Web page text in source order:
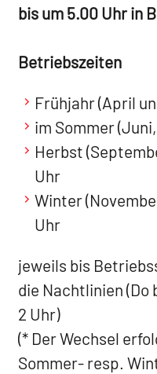
bis um 5.00 Uhr in
Betriebszeiten
Frühjahr (April
im Sommer
Herbst
Uhr
Winter
Uhr
jeweils bis
die Nachtlinien (Do
2 Uhr)
(* Der Wechsel
Sommer- resp.